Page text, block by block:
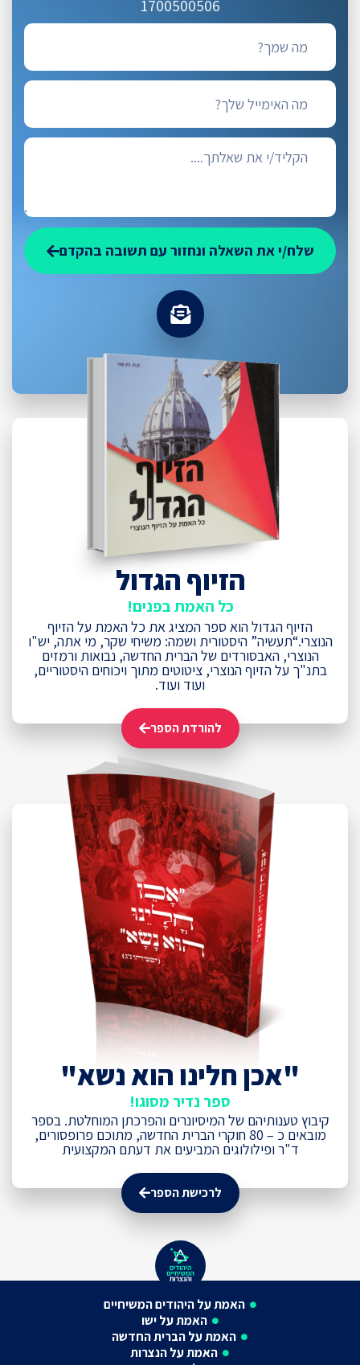
1700500506
שלח/י את השאלה ונחזור עם תשובה בהקדם
הזיוף הגדול
כל האמת בפנים!
הזיוף הגדול הוא ספר המציג את כל האמת על הזיוף
הנוצרי.“תעשיה” היסטורית ושמה: משיחי שקר, מי אתה, יש"ו
הנוצרי, האבסורדים של הברית החדשה, נבואות ורמזים
בתנ"ך על הזיוף הנוצרי, ציטוטים מתוך ויכוחים היסטוריים,
ועוד ועוד.
להורדת הספר
"אכן חלינו הוא נשא"
ספר נדיר מסוגו!
קיבוץ טענותיהם של המיסיונרים והפרכתן המוחלטת. בספר
מובאים כ – 80 חוקרי הברית החדשה, מתוכם פרופסורים,
ד"ר ופילולוגים המביעים את דעתם המקצועית
לרכישת הספר
האמת על היהודים המשיחיים
האמת על ישו
האמת על הברית החדשה
האמת על הנצרות